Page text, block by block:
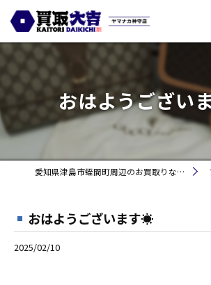
おはようござい
愛知県津島市蛭間町周辺のお買取りなら買取大吉 ヤマナカ神守店
おはようございます☀
2025/02/10